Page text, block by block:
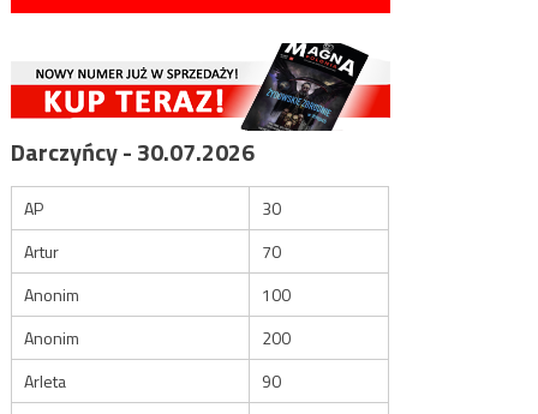
Darczyńcy - 30.07.2026
AP
30
Artur
70
Anonim
100
Anonim
200
Arleta
90